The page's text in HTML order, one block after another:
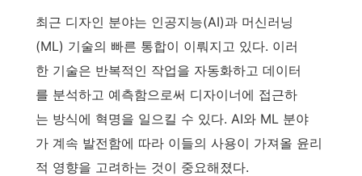
최근 디자인 분야는 인공지능(AI)과 머신러닝
(ML) 기술의 빠른 통합이 이뤄지고 있다. 이러
한 기술은 반복적인 작업을 자동화하고 데이터
를 분석하고 예측함으로써 디자이너에 접근하
는 방식에 혁명을 일으킬 수 있다. AI와 ML 분야
가 계속 발전함에 따라 이들의 사용이 가져올 윤리
적 영향을 고려하는 것이 중요해졌다.